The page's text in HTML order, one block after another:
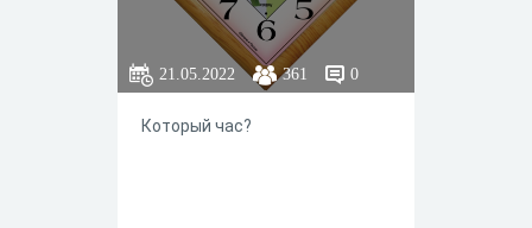
21.05.2022 361 0
Который час?